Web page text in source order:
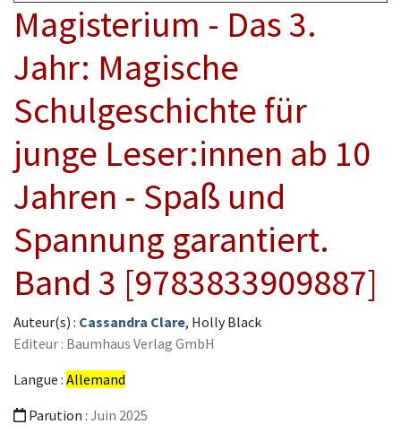
Magisterium - Das 3.
Jahr: Magische
Schulgeschichte für
junge Leser:innen ab 10
Jahren - Spaß und
Spannung garantiert.
Band 3 [9783833909887]
Auteur(s) : Cassandra Clare, Holly Black
Editeur : Baumhaus Verlag GmbH
Langue : Allemand
Parution : Juin 2025